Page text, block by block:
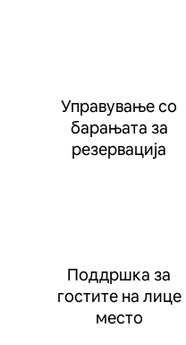
Управување со
барањата за
резервација
Поддршка за
гостите на лице
место